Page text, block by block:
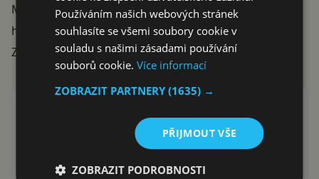
Market/Obchod Play poprvé v životě ;)).
http://youtu.be/7B_IOBLGNws
Zdroj:
Tablified Apps
Google
ať vám neunikne žádná Android novinka nebo sleva
Používáním našich webových stránek
souhlasíte se všemi soubory cookie v
souladu s našimi zásadami používání
souborů cookie.Více informací
ZOBRAZIT PARTNERY(1635) →
PŘIJMOUT VŠE
ZOBRAZIT PODROBNOSTI